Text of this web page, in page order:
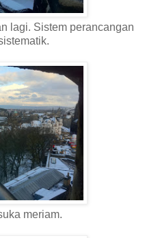
lagi. Sistem perancangan
meriam.